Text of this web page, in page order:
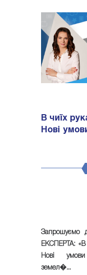
В чиїх
Нові
Запрошуємо
ЕКСПЕРТА: «В
Нові
земел�...